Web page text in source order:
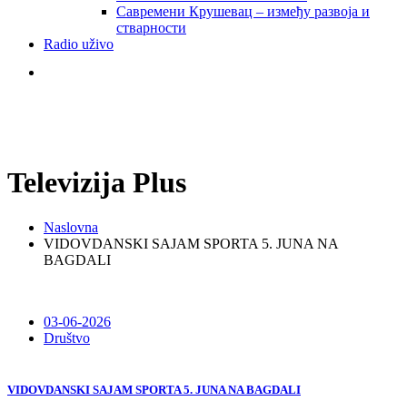
Савремени Крушевац – између развоја и
стварности
Radio uživo
Televizija Plus
Naslovna
VIDOVDANSKI SAJAM SPORTA 5. JUNA NA
BAGDALI
03-06-2026
Društvo
VIDOVDANSKI SAJAM SPORTA 5. JUNA NA BAGDALI